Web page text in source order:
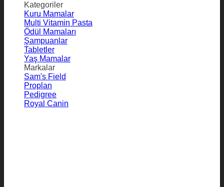
Kategoriler
Kuru Mamalar
Multi Vitamin Pasta
Ödül Mamaları
Şampuanlar
Tabletler
Yaş Mamalar
Markalar
Sam's Field
Proplan
Pedigree
Royal Canin